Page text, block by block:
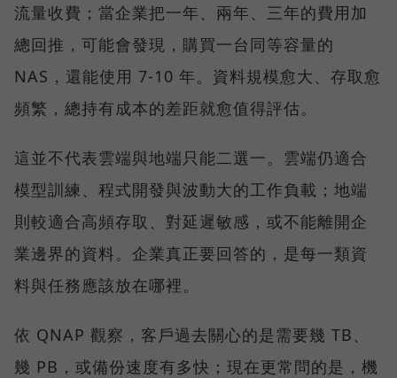
流量收費；當企業把一年、兩年、三年的費用加
總回推，可能會發現，購買一台同等容量的
NAS，還能使用 7-10 年。資料規模愈大、存取愈
頻繁，總持有成本的差距就愈值得評估。
這並不代表雲端與地端只能二選一。雲端仍適合
模型訓練、程式開發與波動大的工作負載；地端
則較適合高頻存取、對延遲敏感，或不能離開企
業邊界的資料。企業真正要回答的，是每一類資
料與任務應該放在哪裡。
依 QNAP 觀察，客戶過去關心的是需要幾 TB、
幾 PB，或備份速度有多快；現在更常問的是，機